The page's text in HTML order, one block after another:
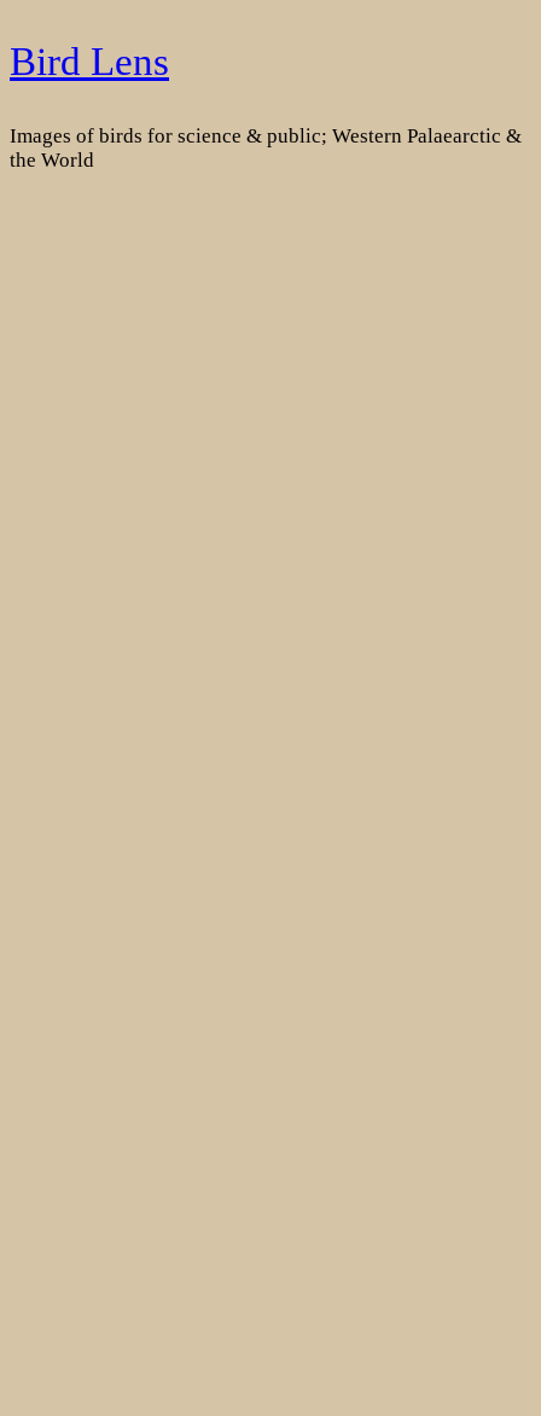
Skip
to
Bird Lens
Images of birds for science & public; Western Palaearctic &
the World